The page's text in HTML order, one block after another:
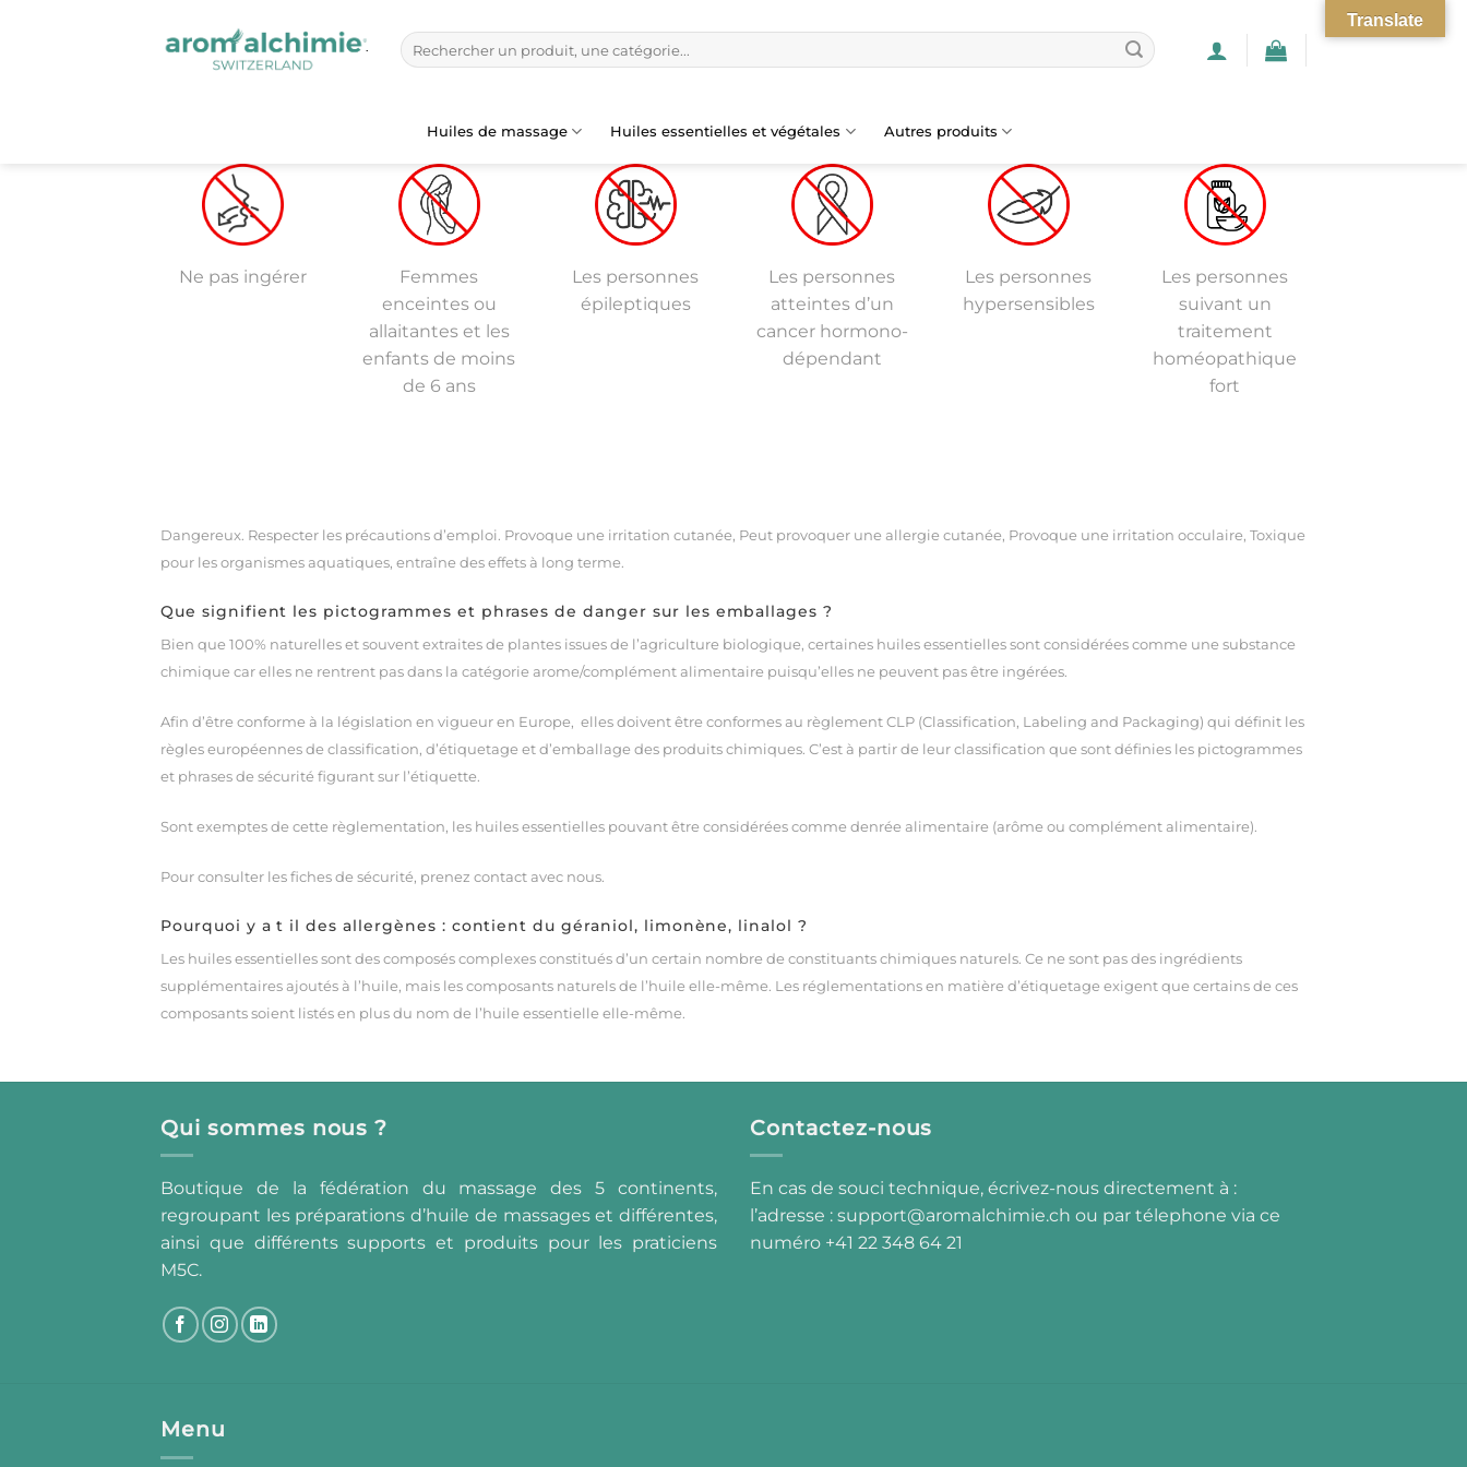
Recherche
pour :
Huiles de massage Huiles essentielles et végétales Autres produits
Ne pas ingérer
Femmes
enceintes ou
allaitantes et les
enfants de moins
de 6 ans
Les personnes
épileptiques
Les personnes
atteintes d’un
cancer hormono-
dépendant
Les personnes
hypersensibles
Les personnes
suivant un
traitement
homéopathique
fort
Dangereux. Respecter les précautions d’emploi. Provoque une irritation cutanée, Peut provoquer une allergie cutanée, Provoque une irritation occulaire, Toxique
pour les organismes aquatiques, entraîne des effets à long terme.
Que signifient les pictogrammes et phrases de danger sur les emballages ?
Bien que 100% naturelles et souvent extraites de plantes issues de l’agriculture biologique, certaines huiles essentielles sont considérées comme une substance
chimique car elles ne rentrent pas dans la catégorie arome/complément alimentaire puisqu’elles ne peuvent pas être ingérées.
Afin d’être conforme à la législation en vigueur en Europe, elles doivent être conformes au règlement CLP (Classification, Labeling and Packaging) qui définit les
règles européennes de classification, d’étiquetage et d’emballage des produits chimiques. C’est à partir de leur classification que sont définies les pictogrammes
et phrases de sécurité figurant sur l’étiquette.
Sont exemptes de cette règlementation, les huiles essentielles pouvant être considérées comme denrée alimentaire (arôme ou complément alimentaire).
Pour consulter les fiches de sécurité, prenez contact avec nous.
Pourquoi y a t il des allergènes : contient du géraniol, limonène, linalol ?
Les huiles essentielles sont des composés complexes constitués d’un certain nombre de constituants chimiques naturels. Ce ne sont pas des ingrédients
supplémentaires ajoutés à l’huile, mais les composants naturels de l’huile elle-même. Les réglementations en matière d’étiquetage exigent que certains de ces
composants soient listés en plus du nom de l’huile essentielle elle-même.
Qui sommes nous ?
Boutique de la fédération du massage des 5 continents,
regroupant les préparations d’huile de massages et différentes,
ainsi que différents supports et produits pour les praticiens
M5C.
Contactez-nous
En cas de souci technique, écrivez-nous directement à :
l’adresse : support@aromalchimie.ch ou par télephone via ce
numéro +41 22 348 64 21
Menu
Translate